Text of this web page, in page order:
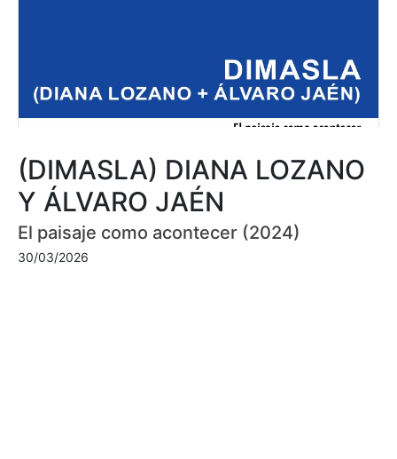
(DIMASLA) DIANA LOZANO
Y ÁLVARO JAÉN
El paisaje como acontecer (2024)
30/03/2026